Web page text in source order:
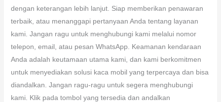
dengan keterangan lebih lanjut. Siap memberikan penawaran
terbaik, atau menanggapi pertanyaan Anda tentang layanan
kami. Jangan ragu untuk menghubungi kami melalui nomor
telepon, email, atau pesan WhatsApp. Keamanan kendaraan
Anda adalah keutamaan utama kami, dan kami berkomitmen
untuk menyediakan solusi kaca mobil yang terpercaya dan bisa
diandalkan. Jangan ragu-ragu untuk segera menghubungi
kami. Klik pada tombol yang tersedia dan andalkan